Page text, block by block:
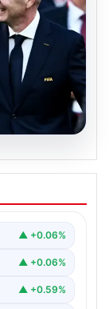
▲ +0.06%
▲ +0.06%
▲ +0.59%